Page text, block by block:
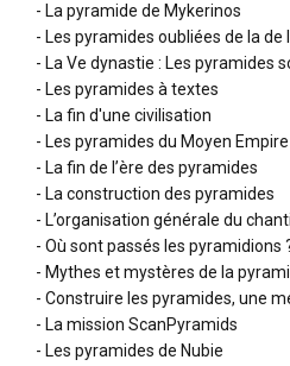
- La pyramide de Mykerinos
- Les pyramides oubliées de la de
- La Ve dynastie : Les pyramides
- Les pyramides à textes
- La fin d'une civilisation
- Les pyramides du Moyen Empire
- La fin de l’ère des pyramides
- La construction des pyramides
- L’organisation générale du
- Où sont passés les pyramidions
- Mythes et mystères de la
- Construire les pyramides, une
- La mission ScanPyramids
- Les pyramides de Nubie